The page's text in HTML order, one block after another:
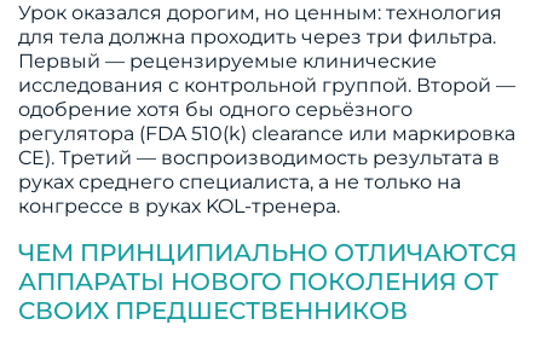
Урок оказался дорогим, но ценным: технология
для тела должна проходить через три фильтра.
Первый — рецензируемые клинические
исследования с контрольной группой. Второй —
одобрение хотя бы одного серьёзного
регулятора (FDA 510(k) clearance или маркировка
CE). Третий — воспроизводимость результата в
руках среднего специалиста, а не только на
конгрессе в руках KOL-тренера.
ЧЕМ ПРИНЦИПИАЛЬНО ОТЛИЧАЮТСЯ
АППАРАТЫ НОВОГО ПОКОЛЕНИЯ ОТ
СВОИХ ПРЕДШЕСТВЕННИКОВ